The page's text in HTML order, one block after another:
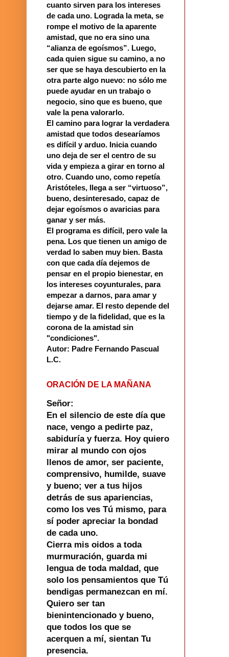
cuanto sirven para los intereses
de cada uno. Lograda la meta, se
rompe el motivo de la aparente
amistad, que no era sino una
“alianza de egoísmos”. Luego,
cada quien sigue su camino, a no
ser que se haya descubierto en la
otra parte algo nuevo: no sólo me
puede ayudar en un trabajo o
negocio, sino que es bueno, que
vale la pena valorarlo.
El camino para lograr la verdadera
amistad que todos desearíamos
es difícil y arduo. Inicia cuando
uno deja de ser el centro de su
vida y empieza a girar en torno al
otro. Cuando uno, como repetía
Aristóteles, llega a ser “virtuoso”,
bueno, desinteresado, capaz de
dejar egoísmos o avaricias para
ganar y ser más.
El programa es difícil, pero vale la
pena. Los que tienen un amigo de
verdad lo saben muy bien. Basta
con que cada día dejemos de
pensar en el propio bienestar, en
los intereses coyunturales, para
empezar a darnos, para amar y
dejarse amar. El resto depende del
tiempo y de la fidelidad, que es la
corona de la amistad sin
"condiciones".
Autor: Padre Fernando Pascual
L.C.
ORACIÓN DE LA MAÑANA
Señor:
En el silencio de este día que
nace, vengo a pedirte paz,
sabiduría y fuerza. Hoy quiero
mirar al mundo con ojos
llenos de amor, ser paciente,
comprensivo, humilde, suave
y bueno; ver a tus hijos
detrás de sus apariencias,
como los ves Tú mismo, para
sí poder apreciar la bondad
de cada uno.
Cierra mis oidos a toda
murmuración, guarda mi
lengua de toda maldad, que
solo los pensamientos que Tú
bendigas permanezcan en mí.
Quiero ser tan
bienintencionado y bueno,
que todos los que se
acerquen a mí, sientan Tu
presencia.